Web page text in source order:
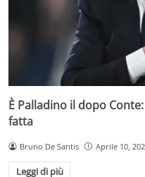
È Palladino il dopo
fatta
Bruno De Santis Aprile 10,
Leggi di più